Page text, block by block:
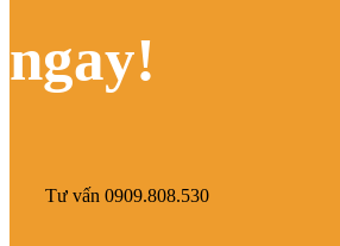
ngay!
Tư vấn 0909.808.530